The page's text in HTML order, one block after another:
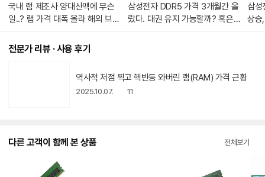
국내 램 제조사 양대산맥에 무슨
일..? 램 가격 대폭 올라 해외 브랜
M 가격동향]
삼성전자 DDR5 가격 3개월간 올
랐다. 대권 유지 가능할까? 혹은
삼성
상승
전문가 리뷰 · 사용 후기
역사적 저점 찍고 핵반등 와버린 램(RAM) 가격 근황
2025.10.07. 11
다른 고객이 함께 본 상품 전체보기